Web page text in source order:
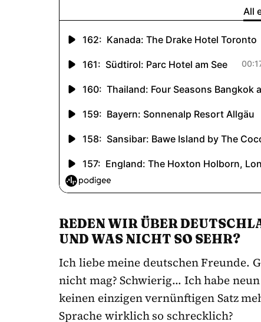
REDEN WIR ÜBER
UND WAS NICHT SO SEHR?
Ich liebe meine deutschen Freunde.
nicht mag? Schwierig… Ich habe
keinen einzigen vernünftigen Satz
Sprache wirklich so schrecklich?